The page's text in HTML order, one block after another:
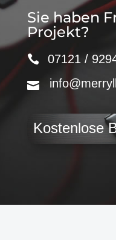
Sie haben
Projekt?
07121 /
Kostenlose